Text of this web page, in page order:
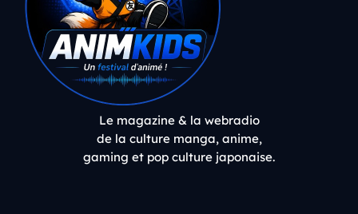
Le magazine & la webradio
de la culture manga, anime,
gaming et pop culture japonaise.